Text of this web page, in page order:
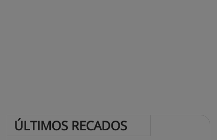
ÚLTIMOS RECADOS